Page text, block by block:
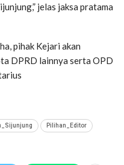
jelas jaksa pratama
pihak Kejari akan
DPRD lainnya serta OPD
Pilihan_Editor